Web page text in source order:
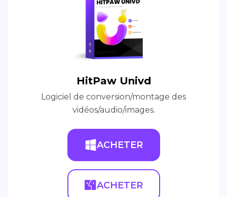
HitPaw Univd
Logiciel de conversion/montage des
vidéos/audio/images.
ACHETER
ACHETER